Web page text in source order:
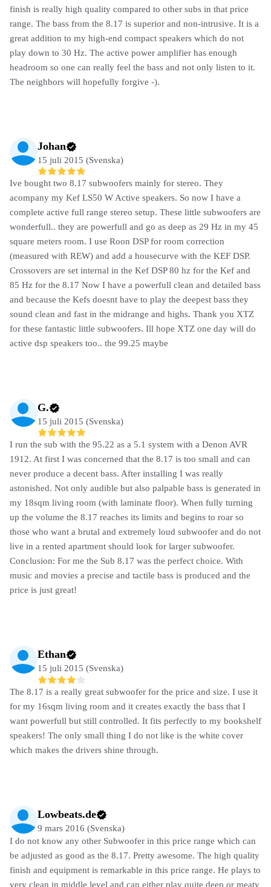
finish is really high quality compared to other subs in that price
range. The bass from the 8.17 is superior and non-intrusive. It is a
great addition to my high-end compact speakers which do not
play down to 30 Hz. The active power amplifier has enough
headroom so one can really feel the bass and not only listen to it.
The neighbors will hopefully forgive -).
Johan
15 juli 2015 (Svenska)
Ive bought two 8.17 subwoofers mainly for stereo. They
acompany my Kef LS50 W Active speakers. So now I have a
complete active full range stereo setup. These little subwoofers are
wonderfull.. they are powerfull and go as deep as 29 Hz in my 45
square meters room. I use Roon DSP for room correction
(measured with REW) and add a housecurve with the KEF DSP.
Crossovers are set internal in the Kef DSP 80 hz for the Kef and
85 Hz for the 8.17 Now I have a powerfull clean and detailed bass
and because the Kefs doesnt have to play the deepest bass they
sound clean and fast in the midrange and highs. Thank you XTZ
for these fantastic little subwoofers. Ill hope XTZ one day will do
active dsp speakers too.. the 99.25 maybe
G.
15 juli 2015 (Svenska)
I run the sub with the 95.22 as a 5.1 system with a Denon AVR
1912. At first I was concerned that the 8.17 is too small and can
never produce a decent bass. After installing I was really
astonished. Not only audible but also palpable bass is generated in
my 18sqm living room (with laminate floor). When fully turning
up the volume the 8.17 reaches its limits and begins to roar so
those who want a brutal and extremely loud subwoofer and do not
live in a rented apartment should look for larger subwoofer.
Conclusion: For me the Sub 8.17 was the perfect choice. With
music and movies a precise and tactile bass is produced and the
price is just great!
Ethan
15 juli 2015 (Svenska)
The 8.17 is a really great subwoofer for the price and size. I use it
for my 16sqm living room and it creates exactly the bass that I
want powerfull but still controlled. It fits perfectly to my bookshelf
speakers! The only small thing I do not like is the white cover
which makes the drivers shine through.
Lowbeats.de
9 mars 2016 (Svenska)
I do not know any other Subwoofer in this price range which can
be adjusted as good as the 8.17. Pretty awesome. The high quality
finish and equipment is remarkable in this price range. He plays to
very clean in middle level and can either play quite deep or meaty